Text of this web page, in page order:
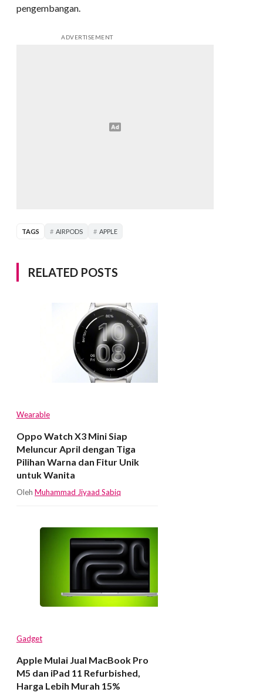
pengembangan.
ADVERTISEMENT
TAGS AIRPODS APPLE
RELATED POSTS
Wearable
Oppo Watch X3 Mini Siap
Meluncur April dengan Tiga
Pilihan Warna dan Fitur Unik
untuk Wanita
Oleh Muhammad Jiyaad Sabiq
Gadget
Apple Mulai Jual MacBook Pro
M5 dan iPad 11 Refurbished,
Harga Lebih Murah 15%